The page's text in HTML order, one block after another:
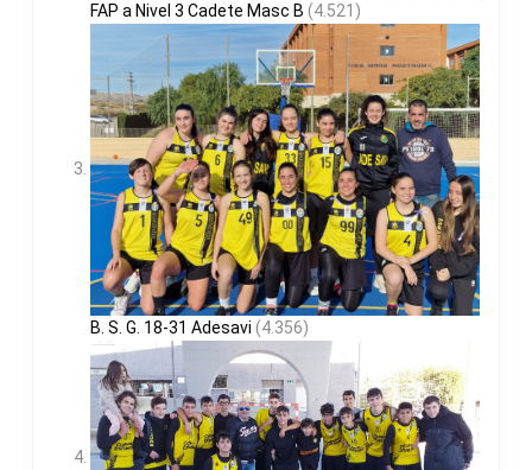
FAP a Nivel 3 Cadete Masc B (4.521)
B. S. G. 18-31 Adesavi (4.356)